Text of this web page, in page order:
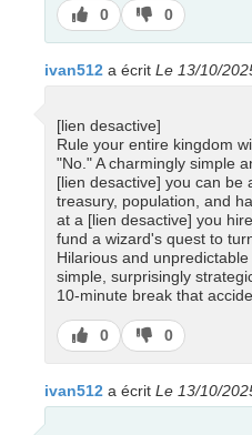
J’aime
0
J’aime
pas
0
ivan512 a écrit Le 13/10/
[lien desactive]
Rule your entire kingdom
"No." A charmingly simple
[lien desactive] you can be
treasury, population, and
at a [lien desactive] you
fund a wizard's quest to
Hilarious and
simple, surprisingly
10-minute break that
J’aime
0
J’aime
pas
0
ivan512 a écrit Le 13/10/